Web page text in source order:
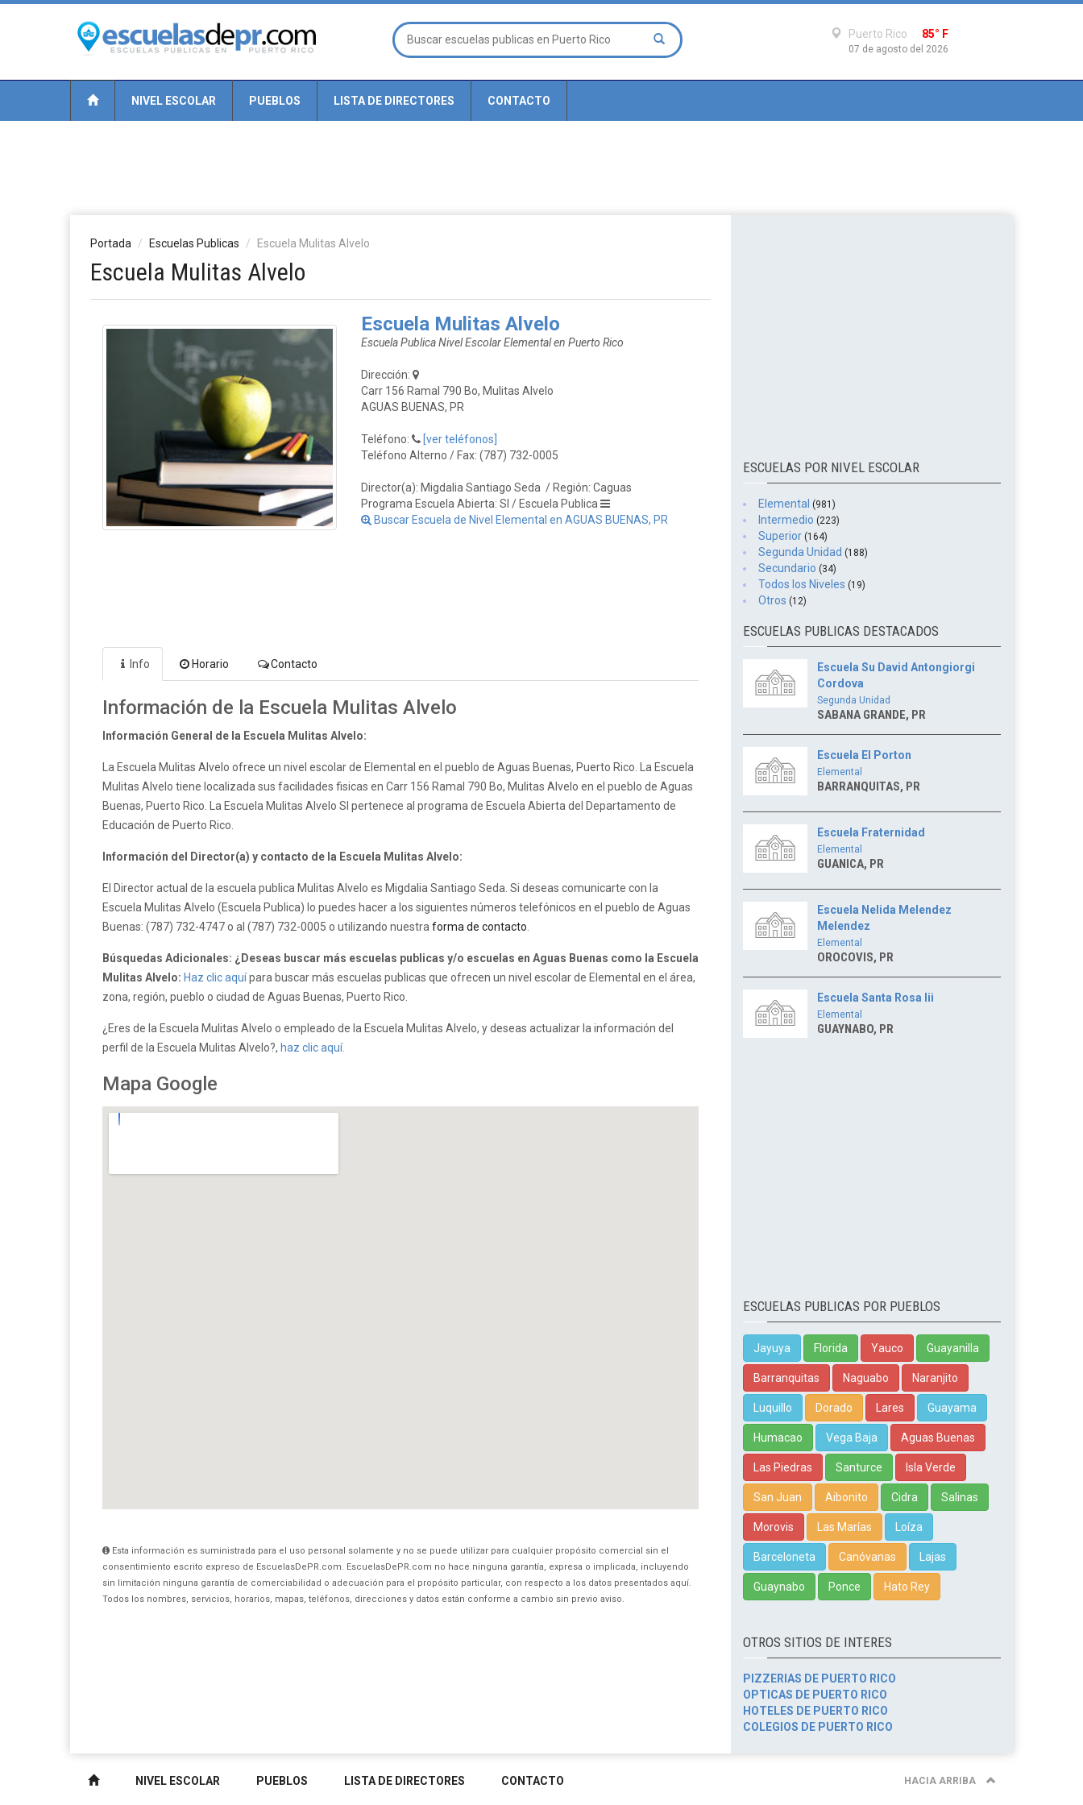
Puerto Rico 85° F
07 de agosto del 2026
NIVEL ESCOLAR PUEBLOS LISTA DE DIRECTORES CONTACTO
Portada Escuelas Publicas Escuela Mulitas Alvelo
Escuela Mulitas Alvelo
Escuela Mulitas Alvelo
Escuela Publica Nivel Escolar Elemental en Puerto Rico
Dirección:
Carr 156 Ramal 790 Bo, Mulitas Alvelo
AGUAS BUENAS, PR
Teléfono:
[ver teléfonos]
Teléfono Alterno / Fax: (787) 732-0005
Director(a): Migdalia Santiago Seda / Región: Caguas
Programa Escuela Abierta: SI / Escuela Publica
Buscar Escuela de Nivel Elemental en AGUAS BUENAS, PR
Info Horario Contacto
Información de la Escuela Mulitas Alvelo
Información General de la Escuela Mulitas Alvelo:
La Escuela Mulitas Alvelo ofrece un nivel escolar de Elemental en el pueblo de Aguas Buenas, Puerto Rico. La Escuela
Mulitas Alvelo tiene localizada sus facilidades fisicas en Carr 156 Ramal 790 Bo, Mulitas Alvelo en el pueblo de Aguas
Buenas, Puerto Rico. La Escuela Mulitas Alvelo SI pertenece al programa de Escuela Abierta del Departamento de
Educación de Puerto Rico.
Información del Director(a) y contacto de la Escuela Mulitas Alvelo:
El Director actual de la escuela publica Mulitas Alvelo es Migdalia Santiago Seda. Si deseas comunicarte con la
Escuela Mulitas Alvelo (Escuela Publica) lo puedes hacer a los siguientes números telefónicos en el pueblo de Aguas
Buenas: (787) 732-4747 o al (787) 732-0005 o utilizando nuestra forma de contacto
Búsquedas Adicionales: ¿Deseas buscar más escuelas publicas y/o escuelas en Aguas Buenas como la Escuela
Mulitas Alvelo: Haz clic aquípara buscar más escuelas publicas que ofrecen un nivel escolar de Elemental en el área,
zona, región, pueblo o ciudad de Aguas Buenas, Puerto Rico.
¿Eres de la Escuela Mulitas Alvelo o empleado de la Escuela Mulitas Alvelo, y deseas actualizar la información del
perfil de la Escuela Mulitas Alvelo?, haz clic aquí.
Mapa Google
Esta información es suministrada para el uso personal solamente y no se puede utilizar para cualquier propósito comercial sin el
consentimiento escrito expreso de EscuelasDePR.com. EscuelasDePR.com no hace ninguna garantía, expresa o implicada, incluyendo
sin limitación ninguna garantía de comerciabilidad o adecuación para el propósito particular, con respecto a los datos presentados aquí.
Todos los nombres, servicios, horarios, mapas, teléfonos, direcciones y datos están conforme a cambio sin previo aviso.
ESCUELAS POR NIVEL ESCOLAR
Elemental (981)
Intermedio (223)
Superior (164)
Segunda Unidad (188)
Secundario (34)
Todos los Niveles (19)
Otros (12)
ESCUELAS PUBLICAS DESTACADOS
Escuela Su David Antongiorgi
Cordova
Segunda Unidad
SABANA GRANDE, PR
Escuela El Porton
Elemental
BARRANQUITAS, PR
Escuela Fraternidad
Elemental
GUANICA, PR
Escuela Nelida Melendez
Melendez
Elemental
OROCOVIS, PR
Escuela Santa Rosa Iii
Elemental
GUAYNABO, PR
ESCUELAS PUBLICAS POR PUEBLOS
Jayuya Florida Yauco Guayanilla
Barranquitas Naguabo Naranjito
Luquillo Dorado Lares Guayama
Humacao Vega Baja Aguas Buenas
Las Piedras Santurce Isla Verde
San Juan Aibonito Cidra Salinas
Morovis Las Marías Loíza
Barceloneta Canóvanas Lajas
Guaynabo Ponce Hato Rey
OTROS SITIOS DE INTERES
PIZZERIAS DE PUERTO RICO
OPTICAS DE PUERTO RICO
HOTELES DE PUERTO RICO
COLEGIOS DE PUERTO RICO
NIVEL ESCOLAR PUEBLOS LISTA DE DIRECTORES CONTACTO HACIA ARRIBA